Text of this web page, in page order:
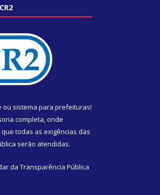
ou sistema para prefeituras!
completa, onde
todas as exigências das
serão atendidas.
da Transparência Pública